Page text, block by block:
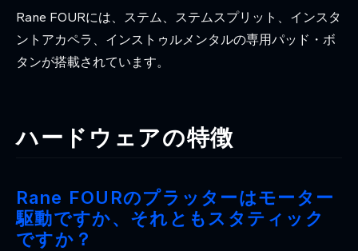
Rane FOURには、ステム、ステムスプリット、インスタ
ントアカペラ、インストゥルメンタルの専用パッド・ボ
タンが搭載されています。
ハードウェアの特徴
Rane FOURのプラッターはモーター
駆動ですか、それともスタティック
ですか？